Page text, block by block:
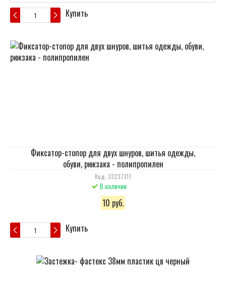
Купить
Фиксатор-стопор для двух шнуров, шитья одежды,
обуви, рюкзака - полипропилен
Код: 33237317
В наличии
10 руб.
Купить